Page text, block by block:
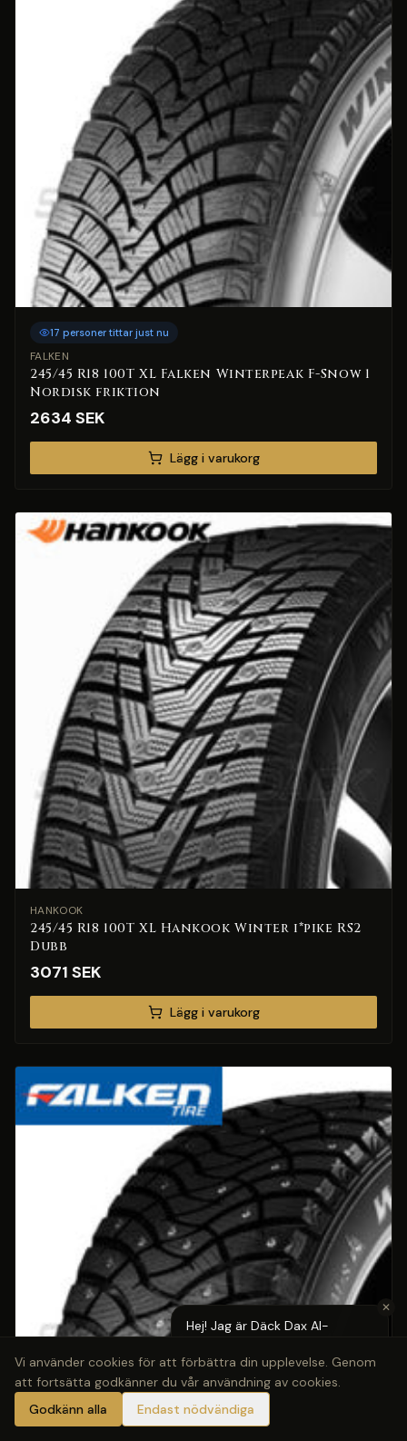
17 personer tittar just nu
FALKEN
245/45 R18 100T XL Falken Winterpeak F-Snow 1
Nordisk friktion
2634 SEK
Lägg i varukorg
HANKOOK
245/45 R18 100T XL Hankook Winter i*pike RS2
Dubb
3071 SEK
Lägg i varukorg
✕
Hej! Jag är Däck Dax AI-
med pris eller bokning?
Vi använder cookies för att förbättra din upplevelse. Genom
att fortsätta godkänner du vår användning av cookies.
Godkänn alla
Endast nödvändiga